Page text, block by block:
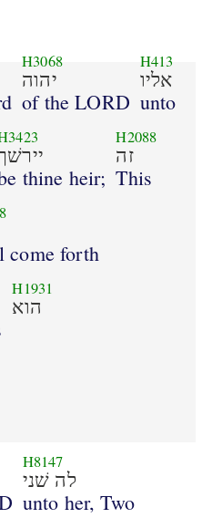
H3068
יהוה
of the LORD
H413
אליו
unto
thine heir;
H2088
זה
This
come forth
H1931
הוא
H8147
לה שׁני
unto her, Two